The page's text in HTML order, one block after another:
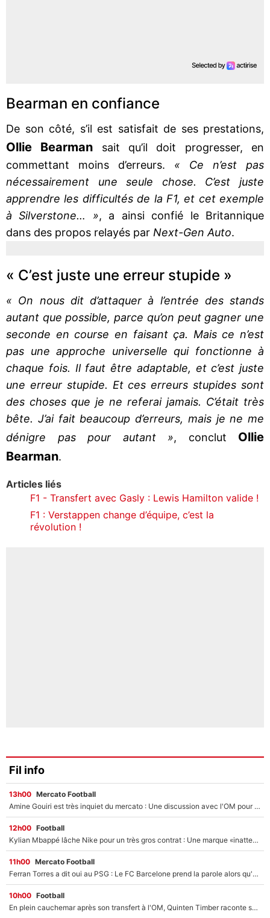
Bearman en confiance
De son côté, s’il est satisfait de ses prestations,
Ollie Bearman sait qu’il doit progresser, en
commettant moins d’erreurs. « Ce n’est pas
nécessairement une seule chose. C’est juste
apprendre les difficultés de la F1, et cet exemple
à Silverstone… », a ainsi confié le Britannique
dans des propos relayés par Next-Gen Auto.
« C’est juste une erreur stupide »
« On nous dit d’attaquer à l’entrée des stands
autant que possible, parce qu’on peut gagner une
seconde en course en faisant ça. Mais ce n’est
pas une approche universelle qui fonctionne à
chaque fois. Il faut être adaptable, et c’est juste
une erreur stupide. Et ces erreurs stupides sont
des choses que je ne referai jamais. C’était très
bête. J’ai fait beaucoup d’erreurs, mais je ne me
dénigre pas pour autant », conclut Ollie
Bearman.
Articles liés
F1 - Transfert avec Gasly : Lewis Hamilton valide !
F1 : Verstappen change d’équipe, c’est la
révolution !
Fil info
13h00 Mercato Football
Amine Gouiri est très inquiet du mercato : Une discussion avec l'OM pour acter son transfert !
12h00 Football
Kylian Mbappé lâche Nike pour un très gros contrat : Une marque «inattendue» va frapper très fort
11h00 Mercato Football
Ferran Torres a dit oui au PSG : Le FC Barcelone prend la parole alors qu'un transfert de l'attaquant espagnol prend forme
10h00 Football
En plein cauchemar après son transfert à l'OM, Quinten Timber raconte ses doutes après sa signature à Marseille